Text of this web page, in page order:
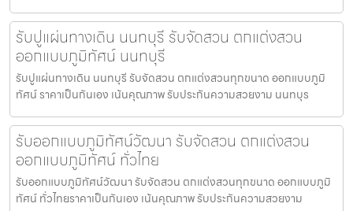
รับปูแผ่นทางเดิน นนทบุรี รับจัดสวน ตกแต่งสวน
ออกแบบภูมิทัศน์ นนทบุรี
รับปูแผ่นทางเดิน นนทบุรี รับจัดสวน ตกแต่งสวนทุกขนาด ออกแบบภูมิ
ทัศน์ ราคาเป็นกันเอง เน้นคุณภาพ รับประกันความสวยงาม นนทบุร
รับออกแบบภูมิทัศน์วัฒนา รับจัดสวน ตกแต่งสวน
ออกแบบภูมิทัศน์ ทั่วไทย
รับออกแบบภูมิทัศน์วัฒนา รับจัดสวน ตกแต่งสวนทุกขนาด ออกแบบภูมิ
ทัศน์ ทั่วไทยราคาเป็นกันเอง เน้นคุณภาพ รับประกันความสวยงาม